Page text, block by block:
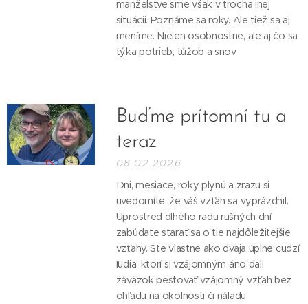
manželstve sme však v trocha inej
situácii. Poznáme sa roky. Ale tiež sa aj
meníme. Nielen osobnostne, ale aj čo sa
týka potrieb, túžob a snov.
Buďme prítomní tu a
teraz
08.02.2026
Dni, mesiace, roky plynú a zrazu si
uvedomíte, že váš vzťah sa vyprázdnil.
Uprostred dlhého radu rušných dní
zabúdate starať sa o tie najdôležitejšie
vzťahy. Ste vlastne ako dvaja úplne cudzí
ľudia, ktorí si vzájomným áno dali
záväzok pestovať vzájomný vzťah bez
ohľadu na okolnosti či náladu.